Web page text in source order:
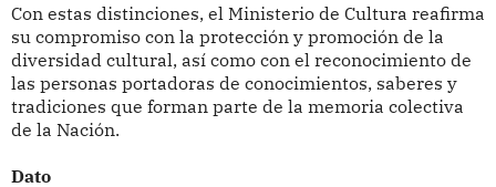
Con estas distinciones, el Ministerio de Cultura reafirma
su compromiso con la protección y promoción de la
diversidad cultural, así como con el reconocimiento de
las personas portadoras de conocimientos, saberes y
tradiciones que forman parte de la memoria colectiva
de la Nación.
Dato